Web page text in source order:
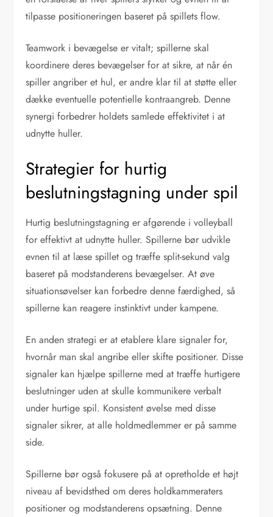
tilpasse positioneringen baseret på spillets flow.
Teamwork i bevægelse er vitalt; spillerne skal
koordinere deres bevægelser for at sikre, at når én
spiller angriber et hul, er andre klar til at støtte eller
dække eventuelle potentielle kontraangreb. Denne
synergi forbedrer holdets samlede effektivitet i at
udnytte huller.
Strategier for hurtig
beslutningstagning under spil
Hurtig beslutningstagning er afgørende i volleyball
for effektivt at udnytte huller. Spillerne bør udvikle
evnen til at læse spillet og træffe split-sekund valg
baseret på modstanderens bevægelser. At øve
situationsøvelser kan forbedre denne færdighed, så
spillerne kan reagere instinktivt under kampene.
En anden strategi er at etablere klare signaler for,
hvornår man skal angribe eller skifte positioner. Disse
signaler kan hjælpe spillerne med at træffe hurtigere
beslutninger uden at skulle kommunikere verbalt
under hurtige spil. Konsistent øvelse med disse
signaler sikrer, at alle holdmedlemmer er på samme
side.
Spillerne bør også fokusere på at opretholde et højt
niveau af bevidsthed om deres holdkammeraters
positioner og modstanderens opsætning. Denne